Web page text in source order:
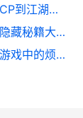
逆水寒婚纱男女搭配全攻略：从甜宠CP到江湖侠侣的浪漫秘籍
逆水寒替身觉醒全攻略：觉醒技巧与隐藏秘籍大揭秘
逆水寒最烦的人应对指南：轻松化解游戏中的烦人对手